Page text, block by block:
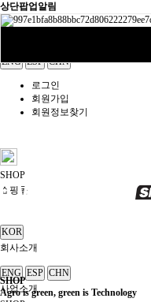
상단팝업알림
ENG ESP CHN
로그인
회원가입
회원정보찾기
쇼핑몰
KOR
ENG ESP CHN
회사소개
사업소개
SHOP
SHOP
Agro is green, green is Technology